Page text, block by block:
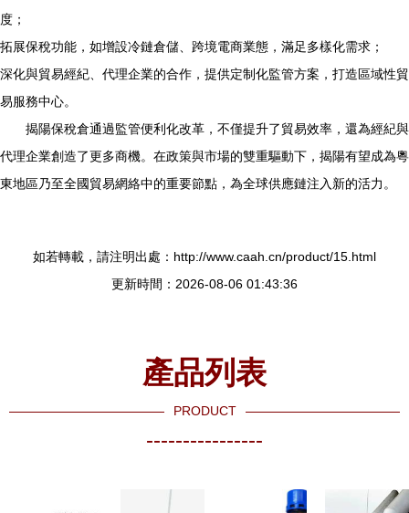
度；
拓展保稅功能，如增設冷鏈倉儲、跨境電商業態，滿足多樣化需求；
深化與貿易經紀、代理企業的合作，提供定制化監管方案，打造區域性貿
易服務中心。
揭陽保稅倉通過監管便利化改革，不僅提升了貿易效率，還為經紀與
代理企業創造了更多商機。在政策與市場的雙重驅動下，揭陽有望成為粵
東地區乃至全國貿易網絡中的重要節點，為全球供應鏈注入新的活力。
如若轉載，請注明出處：http://www.caah.cn/product/15.html
更新時間：2026-08-06 01:43:36
產品列表
PRODUCT
----------------